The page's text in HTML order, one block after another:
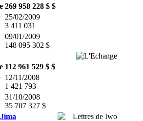
269 958 228 $ $
25/02/2009
3 411 031
09/01/2009
148 095 302 $
112 961 529 $ $
12/11/2008
1 421 793
31/10/2008
35 707 327 $